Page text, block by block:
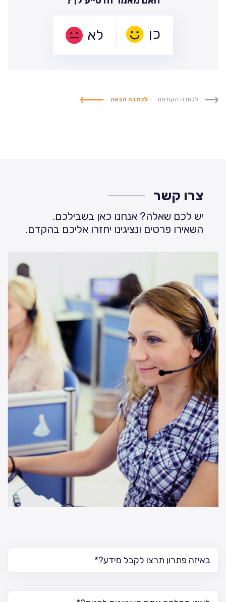
לא
לכתבה הקודמת לכתבה הבאה
צרו קשר
יש לכם שאלה? אנחנו כאן בשבילכם.
השאירו פרטים ונציגינו יחזרו אליכם בהקדם.